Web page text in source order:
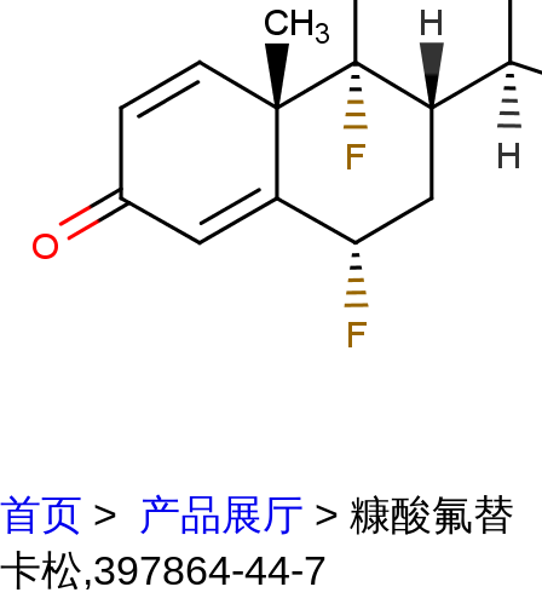
首页 > 产品展厅 > 糠酸氟替
卡松,397864-44-7